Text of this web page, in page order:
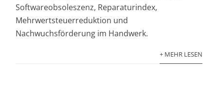
Softwareobsoleszenz, Reparaturindex,
Mehrwertsteuerreduktion und
Nachwuchsförderung im Handwerk.
+ MEHR LESEN